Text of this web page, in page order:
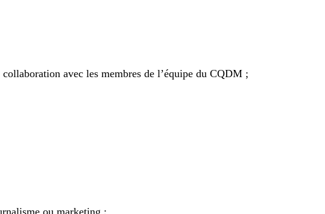
avec les membres de l’équipe du CQDM ;